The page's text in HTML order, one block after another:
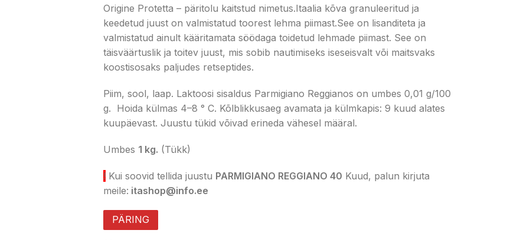
Origine Protetta – päritolu kaitstud nimetus.Itaalia kõva granuleeritud ja
keedetud juust on valmistatud toorest lehma piimast.See on lisanditeta ja
valmistatud ainult kääritamata söödaga toidetud lehmade piimast. See on
täisväärtuslik ja toitev juust, mis sobib nautimiseks iseseisvalt või maitsvaks
koostisosaks paljudes retseptides.
Piim, sool, laap. Laktoosi sisaldus Parmigiano Reggianos on umbes 0,01 g/100
g. Hoida külmas 4–8 ° C. Kõlblikkusaeg avamata ja külmkapis: 9 kuud alates
kuupäevast. Juustu tükid võivad erineda vähesel määral.
Umbes 1 kg. (Tükk)
! Kui soovid tellida juustu PARMIGIANO REGGIANO 40 Kuud, palun kirjuta
meile: itashop@info.ee
PÄRING